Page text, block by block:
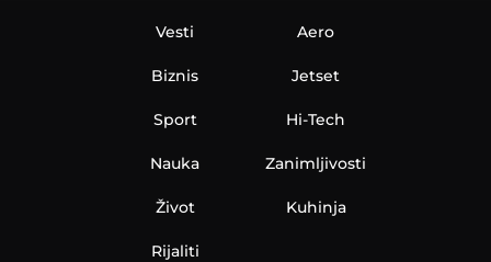
Vesti
Biznis
Sport
Nauka
Aero
Jetset
Hi-Tech
Zanimljivosti
Život Kuhinja
Rijaliti